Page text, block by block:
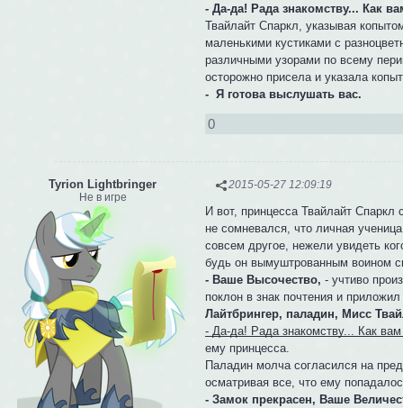
- Да-да! Рада знакомству... Как
Твайлайт Спаркл, указывая
маленькими кустиками с
различными узорами по всему
осторожно присела и указала
- Я готова выслушать вас.
0
2015-05-27 12:09:19
Tyrion Lightbringer
Не в игре
И вот, принцесса Твайлайт Спаркл
не сомневался, что личная
совсем другое, нежели увидеть
будь он вымуштрованным воином
- Ваше Высочество, - учтиво
поклон в знак почтения и
Лайтбрингер, паладин, Мисс
- Да-да! Рада знакомству... Как
ему принцесса.
Паладин молча согласился на
осматривая все, что ему
- Замок прекрасен, Ваше